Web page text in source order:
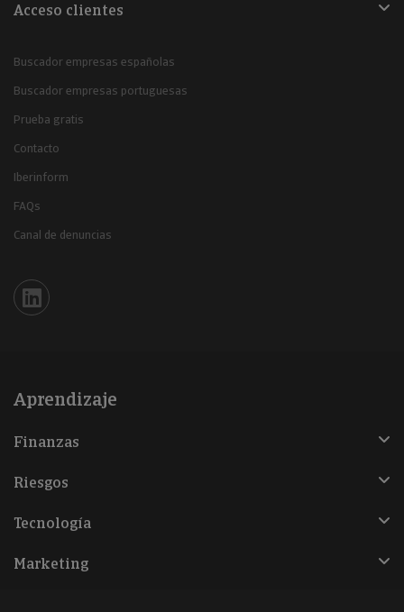
Acceso clientes
Buscador empresas españolas
Buscador empresas portuguesas
Prueba gratis
Contacto
Iberinform
FAQs
Canal de denuncias
Iberinform en Linkedin
Aprendizaje
Finanzas
Riesgos
Tecnología
Marketing